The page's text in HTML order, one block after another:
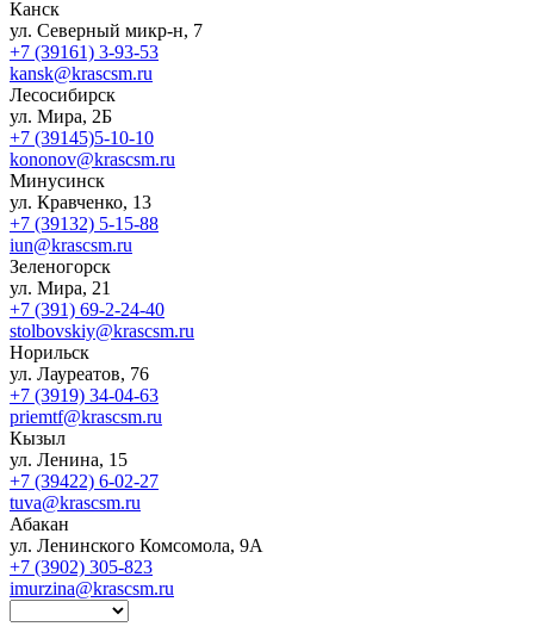
Канск
ул. Северный микр-н, 7
+7 (39161) 3-93-53
kansk@krascsm.ru
Лесосибирск
ул. Мира, 2Б
+7 (39145)5-10-10
kononov@krascsm.ru
Минусинск
ул. Кравченко, 13
+7 (39132) 5-15-88
iun@krascsm.ru
Зеленогорск
ул. Мира, 21
+7 (391) 69-2-24-40
stolbovskiy@krascsm.ru
Норильск
ул. Лауреатов, 76
+7 (3919) 34-04-63
priemtf@krascsm.ru
Кызыл
ул. Ленина, 15
+7 (39422) 6-02-27
tuva@krascsm.ru
Абакан
ул. Ленинского Комсомола, 9А
+7 (3902) 305-823
imurzina@krascsm.ru